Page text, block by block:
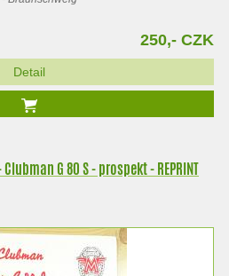
250,- CZK
Detail
G 80 S - prospekt - REPRINT